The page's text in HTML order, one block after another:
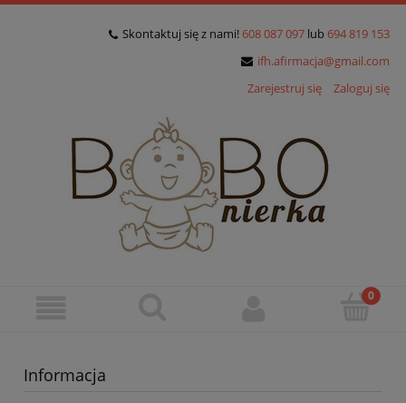
Skontaktuj się z nami! 608 087 097 lub 694 819 153
ifh.afirmacja@gmail.com
Zarejestruj się
Zaloguj się
Informacja